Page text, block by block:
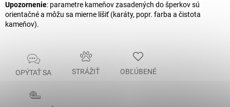
Upozornenie: parametre kameňov zasadených do šperkov sú
orientačné a môžu sa mierne líšiť (karáty, popr. farba a čistota
kameňov).
OPÝTAŤ SA STRÁŽIŤ OBĽÚBENÉ